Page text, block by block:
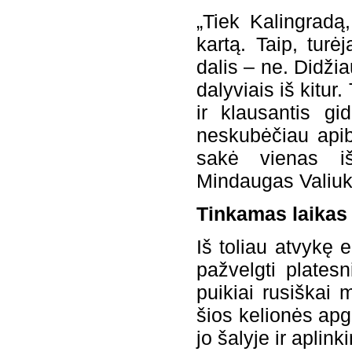
„Tiek
kartą. Taip,
dalis – ne.
dalyviais iš kitur.
ir klausantis
neskubėčiau
sakė vienas
Mindaugas
Tinkamas
Iš toliau atvykę
pažvelgti
puikiai rusiškai
šios kelionės
jo šalyje ir